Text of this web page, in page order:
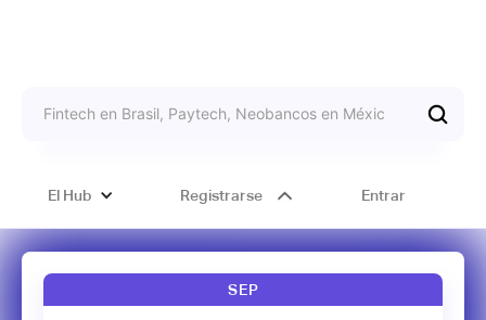
El Hub Registrarse Entrar
SEP